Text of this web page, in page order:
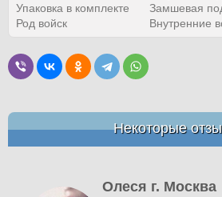
Упаковка в комплекте
Замшевая
Род войск
Внутренние
Некоторые
Олеся г. Москва